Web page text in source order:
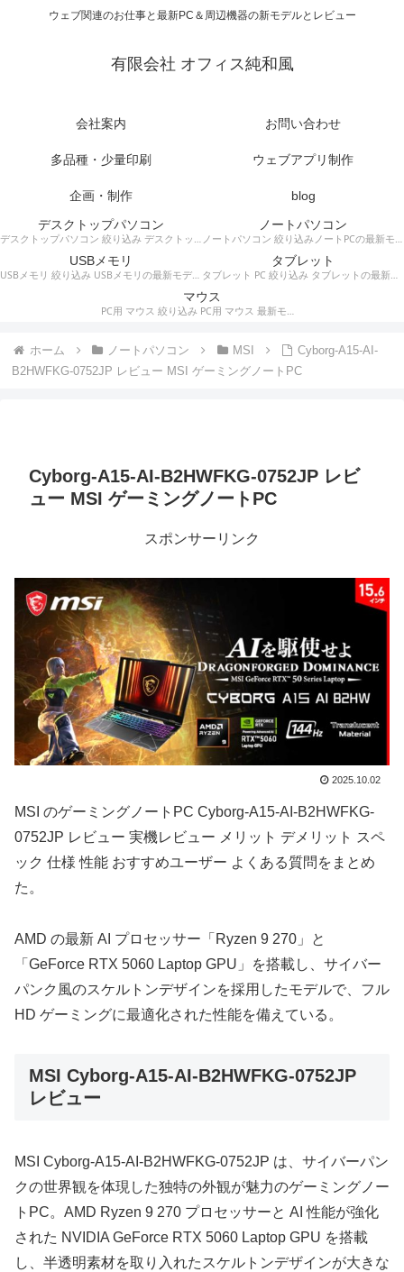
ウェブ関連のお仕事と最新PC＆周辺機器の新モデルとレビュー
有限会社 オフィス純和風
会社案内 お問い合わせ
多品種・少量印刷 ウェブアプリ制作
企画・制作
blog
デスクトップパソコン
デスクトップパソコン 絞り込み デスクトップPCの最新モデルやスペック・仕様に関する情報。
ノートパソコン
ノートパソコン 絞り込みノートPCの最新モデルやスペック・仕様に関する情報。
USBメモリ
USBメモリ 絞り込み USBメモリの最新モデルやスペック・仕様に関する情報。
タブレット
タブレット PC 絞り込み タブレットの最新モデルやスペック・仕様に関する情報。
マウス
PC用 マウス 絞り込み PC用 マウス 最新モデルやスペック・仕様に関する情報。ワイヤレスマウス、有線マウス、接続タイプなど。
ホーム ノートパソコン MSI
Cyborg-A15-AI-
B2HWFKG-0752JP レビュー MSI ゲーミングノートPC
Cyborg-A15-AI-B2HWFKG-0752JP レビ
ュー MSI ゲーミングノートPC
スポンサーリンク
2025.10.02
MSI のゲーミングノートPC Cyborg-A15-AI-B2HWFKG-
0752JP レビュー 実機レビュー メリット デメリット スペ
ック 仕様 性能 おすすめユーザー よくある質問をまとめ
た。
AMD の最新 AI プロセッサー「Ryzen 9 270」と
「GeForce RTX 5060 Laptop GPU」を搭載し、サイバー
パンク風のスケルトンデザインを採用したモデルで、フル
HD ゲーミングに最適化された性能を備えている。
MSI Cyborg-A15-AI-B2HWFKG-0752JP
レビュー
MSI Cyborg-A15-AI-B2HWFKG-0752JP は、サイバーパン
クの世界観を体現した独特の外観が魅力のゲーミングノー
トPC。AMD Ryzen 9 270 プロセッサーと AI 性能が強化
された NVIDIA GeForce RTX 5060 Laptop GPU を搭載
し、半透明素材を取り入れたスケルトンデザインが大きな